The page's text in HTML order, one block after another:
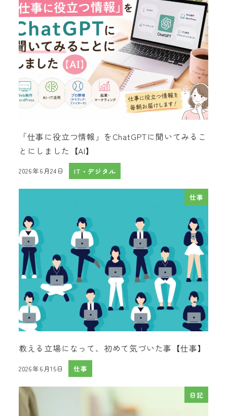
「仕事に役立つ情報」をChatGPTに聞いてみるこ
とにしました【AI】
投稿日
2026年6月24日 IT・デジタル
仕事
教える立場になって、初めて気づいた事【仕事】
投稿日
2026年6月15日 仕事
日記